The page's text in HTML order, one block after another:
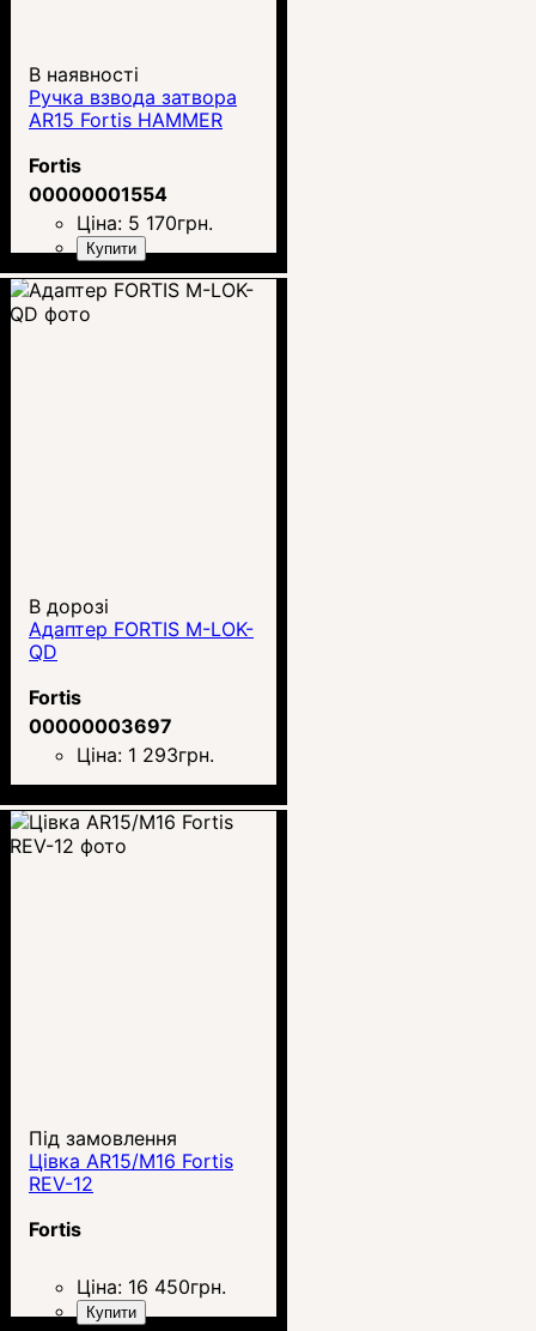
В наявності
Ручка взвода затвора
AR15 Fortis HAMMER
Fortis
00000001554
Ціна: 5 170грн.
Купити
В дорозі
Адаптер FORTIS M-LOK-
QD
Fortis
00000003697
Ціна: 1 293грн.
Під замовлення
Цівка AR15/M16 Fortis
REV-12
Fortis
Ціна: 16 450грн.
Купити